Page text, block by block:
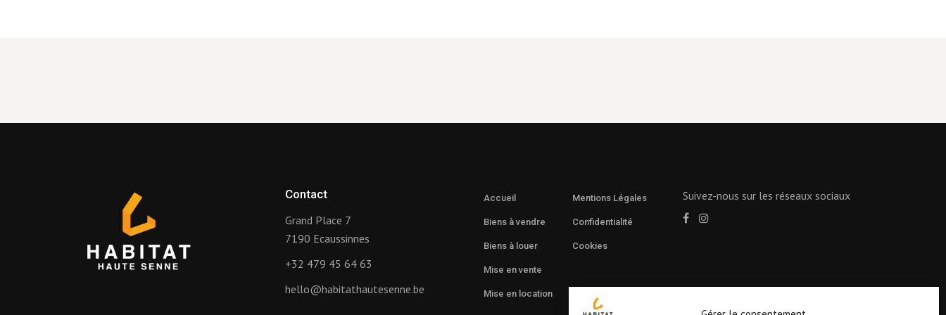
Contact
Grand Place 7
7190 Ecaussinnes
+32 479 45 64 63
hello@habitathautesenne.be
Accueil
Biens à vendre
Biens à louer
Mise en vente
Mise en location
Mentions Légales
Confidentialité
Cookies
Suivez-nous sur les réseaux sociaux